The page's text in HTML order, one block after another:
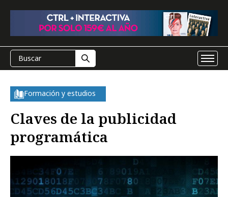
Formación y estudios
Claves de la publicidad
programática